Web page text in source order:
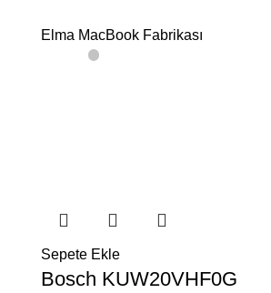
Elma MacBook Fabrikası
Sepete Ekle
Bosch KUW20VHF0G